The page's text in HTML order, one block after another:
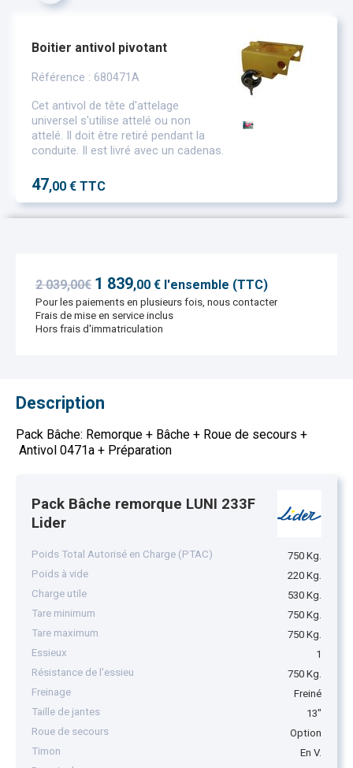
Description
Pack Bâche: Remorque + Bâche + Roue de secours +
Antivol 0471a + Préparation
Pack Bâche remorque LUNI 233F
Lider
Poids Total Autorisé en Charge (PTAC)
750 Kg.
Poids à vide
220 Kg.
Charge utile
530 Kg.
Tare minimum
750 Kg.
Tare maximum
750 Kg.
Essieux
1
Résistance de l'essieu
750 Kg.
Freinage
Freiné
Taille de jantes
13"
Roue de secours
Option
Timon
En V.
Boitier antivol pivotant
Référence : 680471A
Cet antivol de tête d'attelage
universel s'utilise attelé ou non
attelé. Il doit être retiré pendant la
conduite. Il est livré avec un cadenas.
47,00 € TTC
2 039,00€ 1 839,00 € l'ensemble (TTC)
Pour les paiements en plusieurs fois, nous contacter
Frais de mise en service inclus
Hors frais d'immatriculation